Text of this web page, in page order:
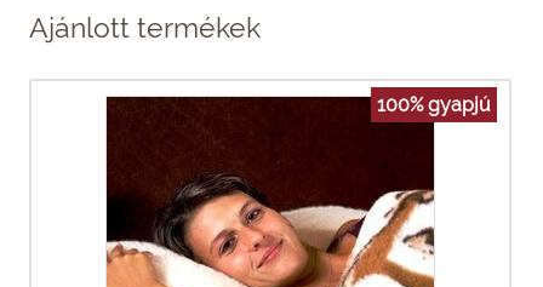
Ajánlott termékek
100% gyapjú